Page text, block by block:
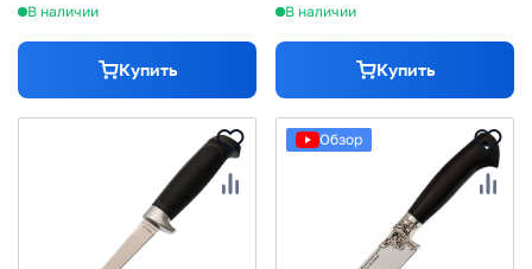
В наличии
Купить
В наличии
Купить
Обзор